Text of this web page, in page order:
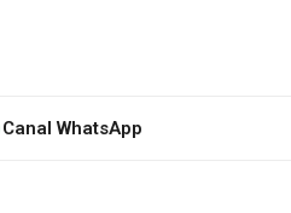
Canal WhatsApp